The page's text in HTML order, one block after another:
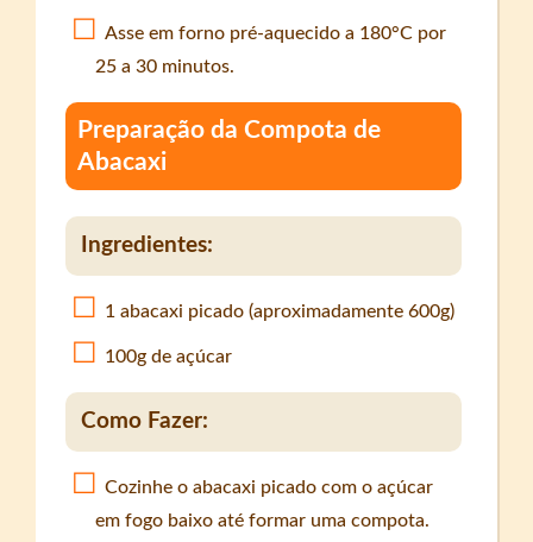
Asse em forno pré-aquecido a 180°C por
25 a 30 minutos.
Preparação da Compota de
Abacaxi
Ingredientes:
1 abacaxi picado (aproximadamente 600g)
100g de açúcar
Como Fazer:
Cozinhe o abacaxi picado com o açúcar
em fogo baixo até formar uma compota.